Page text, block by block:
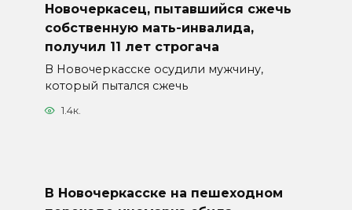
Новочеркасец, пытавшийся сжечь
собственную мать-инвалида,
получил 11 лет строгача
В Новочеркасске осудили мужчину,
который пытался сжечь
1.4к.
В Новочеркасске на пешеходном